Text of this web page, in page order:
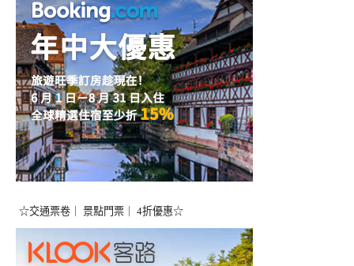
☆交通票卷｜ 景點門票｜ 4折優惠☆